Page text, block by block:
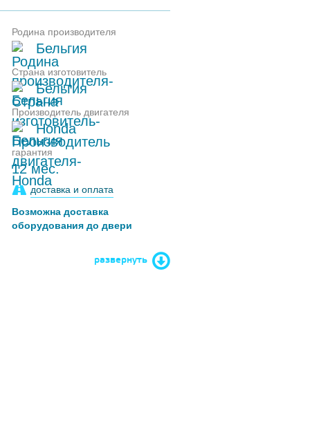
Родина производителя
Бельгия
Страна изготовитель
Бельгия
Производитель двигателя
Honda
гарантия
12 мес.
доставка и оплата
Возможна доставка
оборудования до двери
развернуть